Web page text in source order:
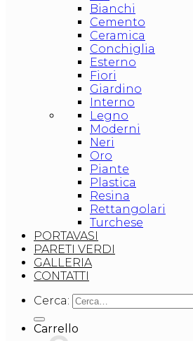
Bianchi
Cemento
Ceramica
Conchiglia
Esterno
Fiori
Giardino
Interno
Legno
Moderni
Neri
Oro
Piante
Plastica
Resina
Rettangolari
Turchese
PORTAVASI
PARETI VERDI
GALLERIA
CONTATTI
Cerca:
Carrello